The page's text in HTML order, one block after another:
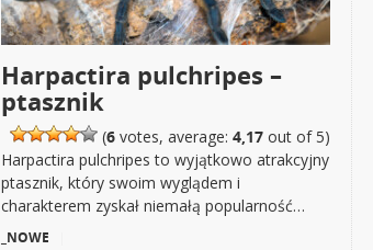
Harpactira pulchripes –
ptasznik
(6 votes, average: 4,17 out of 5)
Harpactira pulchripes to wyjątkowo atrakcyjny
ptasznik, który swoim wyglądem i
charakterem zyskał niemałą popularność…
_NOWE